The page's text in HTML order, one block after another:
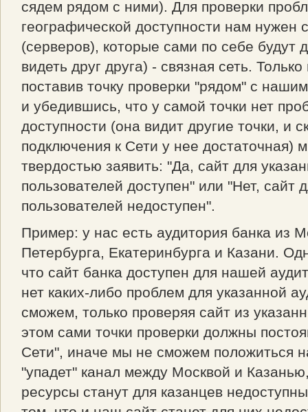
сядем рядом с ними). Для проверки
географической доступности нам нужен
(серверов), которые сами по себе будут
видеть друг друга) - связная сеть.
поставив точку проверки "рядом" с
и убедившись, что у самой точки нет
доступности (она видит другие точки, и
подключения к Сети у нее достаточная)
твердостью заявить: "Да, сайт для
пользователей доступен" или "Нет, сайт
пользователей недоступен".
Пример: у нас есть аудитория банка из
Петербурга, Екатеринбурга и Казани.
что сайт банка доступен для нашей
нет каких-либо проблем для указанной
сможем, только проверяя сайт из
этом сами точки проверки должны
Сети", иначе мы не сможем положиться
"упадет" канал между Москвой и
ресурсы станут для казанцев